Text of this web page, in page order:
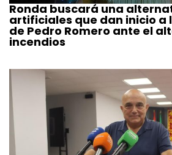
Ronda buscará una
artificiales que dan inicio a
de Pedro Romero ante el
incendios